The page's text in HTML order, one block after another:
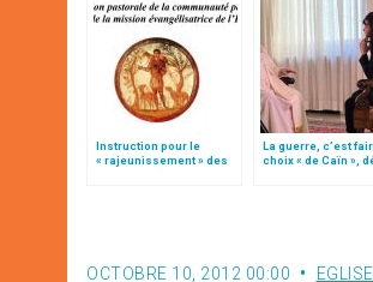
Instruction pour le
« rajeunissement » des
La guerre, c’est
choix « de Caïn »,
OCTOBRE 10, 2012 00:00